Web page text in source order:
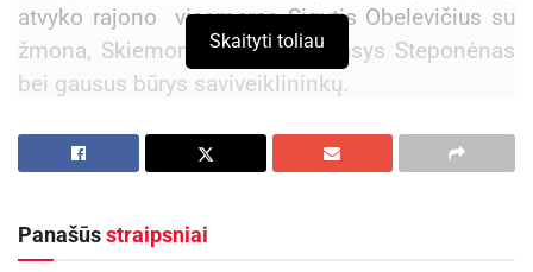
atvyko rajono vicemeras Sigutis Obelevičius su
žmona, Skiemonių seniūnas Stasys Steponėnas
bei gausus būrys saviveiklininkų.
Aktualios
„Kėdainiai abipus Nevėžio“!
Skaityti toliau
Panašūsstraipsniai